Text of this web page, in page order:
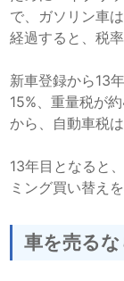
で、ガソリン車
経過すると、税
新車登録から13
15%、重量税が
から、自動車税
13年目となると
ミング買い替え
車を売る